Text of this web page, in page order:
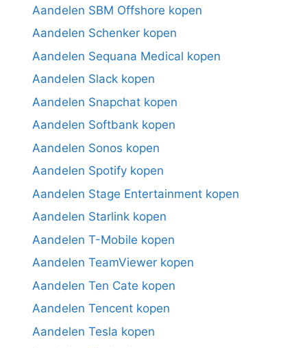
Aandelen SBM Offshore kopen
Aandelen Schenker kopen
Aandelen Sequana Medical kopen
Aandelen Slack kopen
Aandelen Snapchat kopen
Aandelen Softbank kopen
Aandelen Sonos kopen
Aandelen Spotify kopen
Aandelen Stage Entertainment kopen
Aandelen Starlink kopen
Aandelen T-Mobile kopen
Aandelen TeamViewer kopen
Aandelen Ten Cate kopen
Aandelen Tencent kopen
Aandelen Tesla kopen